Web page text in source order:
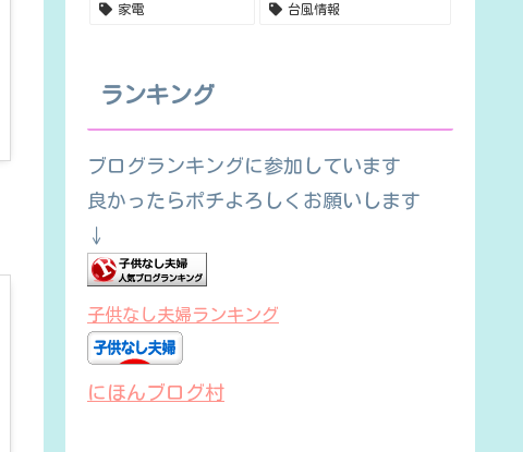
家電 台風情報
ランキング
ブログランキングに参加しています
良かったらポチよろしくお願いします
↓
子供なし夫婦ランキング
にほんブログ村